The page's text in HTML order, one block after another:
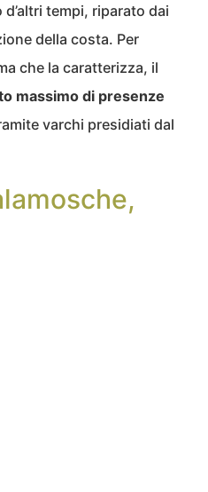
tempi, riparato dai
della costa. Per
che la caratterizza, il
massimo di presenze
varchi presidiati dal